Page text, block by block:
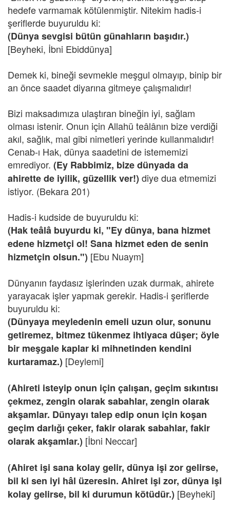
hedefe varmamak kötülenmiştir. Nitekim hadis-i
şeriflerde buyuruldu ki:
(Dünya sevgisi bütün günahların başıdır.)
[Beyheki, İbni Ebiddünya]
Demek ki, bineği sevmekle meşgul olmayıp, binip bir
an önce saadet diyarına gitmeye çalışmalıdır!
Bizi maksadımıza ulaştıran bineğin iyi, sağlam
olması istenir. Onun için Allahü teâlânın bize verdiği
akıl, sağlık, mal gibi nimetleri yerinde kullanmalıdır!
Cenab-ı Hak, dünya saadetini de istememizi
emrediyor. (Ey Rabbimiz, bize dünyada da
ahirette de iyilik, güzellik ver!) diye dua etmemizi
istiyor. (Bekara 201)
Hadis-i kudside de buyuruldu ki:
(Hak teâlâ buyurdu ki, "Ey dünya, bana hizmet
edene hizmetçi ol! Sana hizmet eden de senin
hizmetçin olsun.") [Ebu Nuaym]
Dünyanın faydasız işlerinden uzak durmak, ahirete
yarayacak işler yapmak gerekir. Hadis-i şeriflerde
buyuruldu ki:
(Dünyaya meyledenin emeli uzun olur, sonunu
getiremez, bitmez tükenmez ihtiyaca düşer; öyle
bir meşgale kaplar ki mihnetinden kendini
kurtaramaz.) [Deylemi]
(Ahireti isteyip onun için çalışan, geçim sıkıntısı
çekmez, zengin olarak sabahlar, zengin olarak
akşamlar. Dünyayı talep edip onun için koşan
geçim darlığı çeker, fakir olarak sabahlar, fakir
olarak akşamlar.) [İbni Neccar]
(Ahiret işi sana kolay gelir, dünya işi zor gelirse,
bil ki sen iyi hâl üzeresin. Ahiret işi zor, dünya işi
kolay gelirse, bil ki durumun kötüdür.) [Beyheki]